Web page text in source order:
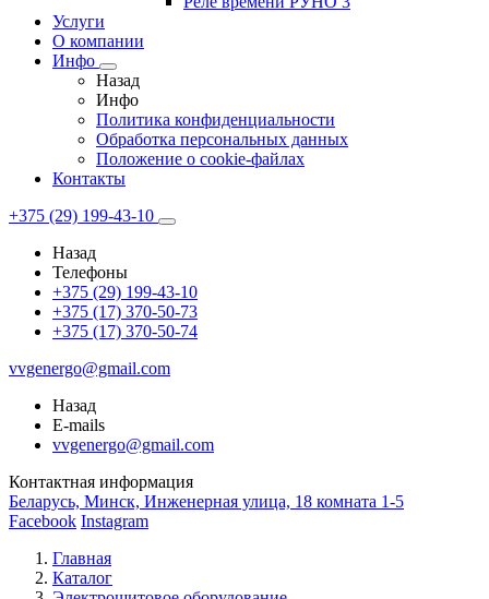
Услуги
О компании
Инфо
Назад
Инфо
Политика конфиденциальности
Обработка персональных данных
Положение о cookie-файлах
Контакты
+375 (29) 199-43-10
Назад
Телефоны
+375 (29) 199-43-10
+375 (17) 370-50-73
+375 (17) 370-50-74
vvgenergo@gmail.com
Назад
E-mails
vvgenergo@gmail.com
Контактная информация
Беларусь, Минск, Инженерная улица, 18 комната 1-5
Facebook Instagram
Главная
Каталог